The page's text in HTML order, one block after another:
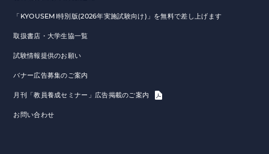
「KYOUSEMI特別版(2026年実施試験向け)」を無料で差し上げます
取扱書店・大学生協一覧
試験情報提供のお願い
バナー広告募集のご案内
月刊「教員養成セミナー」広告掲載のご案内
お問い合わせ